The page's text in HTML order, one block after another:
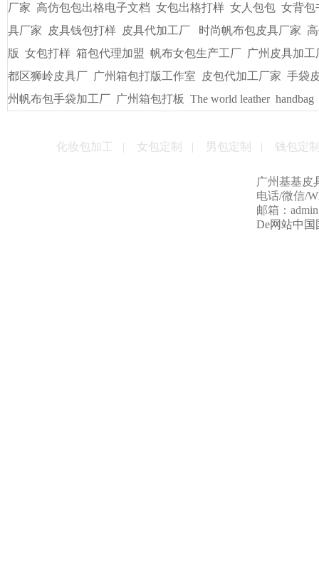
厂家 高仿包包出格电子文档 女包出格打样 女人包包 女背包
具厂家
皮具钱包打样 皮具代加工厂 时尚帆布包皮具厂家
版 女包打样 箱包代理加盟 帆布女包生产工厂 广州皮具加工
都区狮岭皮具厂 广州箱包打版工作室 皮包代加工厂家 手袋
州帆布包手袋加工厂 广州箱包打板 The world leather handbag
化妆包加工 | 女包定制 | 男包定制 | 钱包定
广州基基皮
电话/微信/
邮箱：
De网站中国